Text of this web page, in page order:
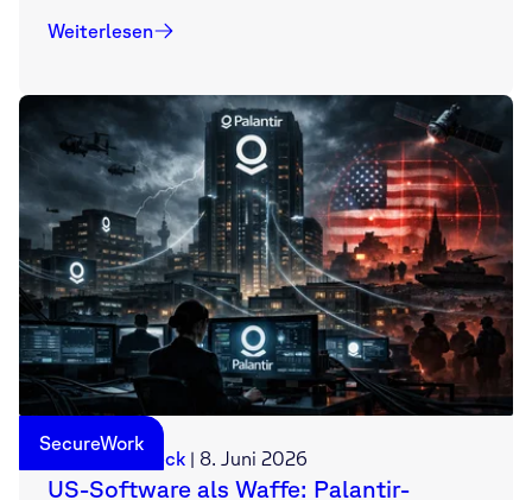
Weiterlesen
SecureWork
Sebastian Deck | 8. Juni 2026
US-Software als Waffe: Palantir-